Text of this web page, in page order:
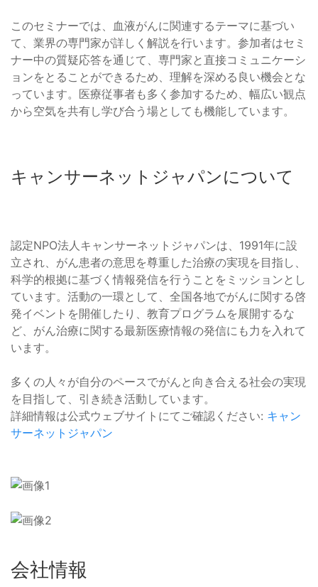
このセミナーでは、血液がんに関連するテーマに基づい
て、業界の専門家が詳しく解説を行います。参加者はセミ
ナー中の質疑応答を通じて、専門家と直接コミュニケーシ
ョンをとることができるため、理解を深める良い機会とな
っています。医療従事者も多く参加するため、幅広い観点
から空気を共有し学び合う場としても機能しています。
キャンサーネットジャパンについて
認定NPO法人キャンサーネットジャパンは、1991年に設
立され、がん患者の意思を尊重した治療の実現を目指し、
科学的根拠に基づく情報発信を行うことをミッションとし
ています。活動の一環として、全国各地でがんに関する啓
発イベントを開催したり、教育プログラムを展開するな
ど、がん治療に関する最新医療情報の発信にも力を入れて
います。
多くの人々が自分のペースでがんと向き合える社会の実現
を目指して、引き続き活動しています。
詳細情報は公式ウェブサイトにてご確認ください: キャン
サーネットジャパン
会社情報